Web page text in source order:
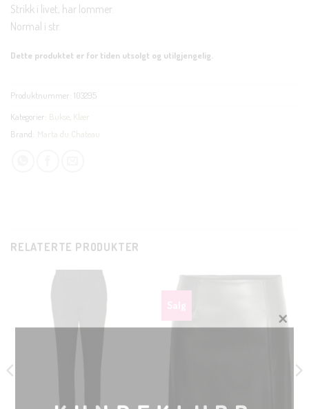
Strikk i livet, har lommer.
Normal i str.
Dette produktet er for tiden utsolgt og utilgjengelig.
Produktnummer: 103295
Kategorier: Bukse Klær
Brand: Marta du Chateau
RELATERTE PRODUKTER
THIS